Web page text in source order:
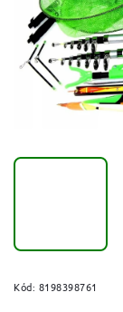
Kód: 8198398761